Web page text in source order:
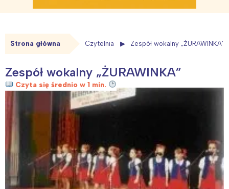
Strona główna Czytelnia Zespół wokalny „ŻURAWINKA”
Zespół wokalny „ŻURAWINKA”
Czyta się średnio w 1 min.